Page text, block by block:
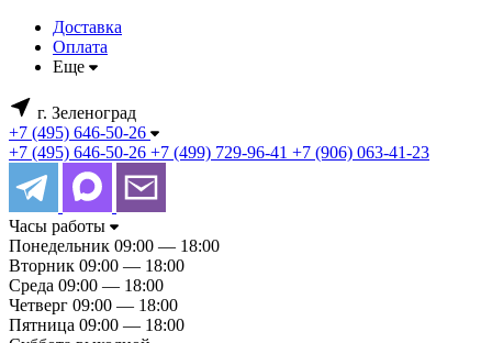
Доставка
Оплата
Еще
г. Зеленоград
+7 (495) 646-50-26
+7 (495) 646-50-26 +7 (499) 729-96-41 +7 (906) 063-41-23
Часы работы
Понедельник 09:00 — 18:00
Вторник 09:00 — 18:00
Среда 09:00 — 18:00
Четверг 09:00 — 18:00
Пятница 09:00 — 18:00